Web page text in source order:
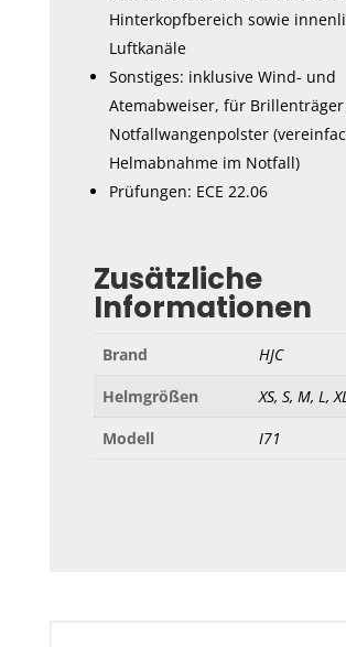
Hinterkopfbereich sowie
Luftkanäle
Sonstiges: inklusive Wind- und
Atemabweiser, für
Notfallwangenpolster
Helmabnahme im Notfall)
Prüfungen: ECE 22.06
Zusätzliche
Informationen
Brand
HJC
Helmgrößen
XS, S, M, L,
Modell
I71